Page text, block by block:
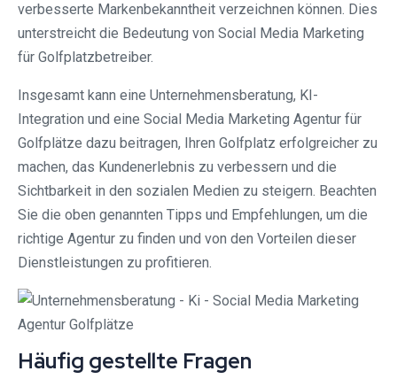
verbesserte Markenbekanntheit verzeichnen können. Dies
unterstreicht die Bedeutung von Social Media Marketing
für Golfplatzbetreiber.
Insgesamt kann eine Unternehmensberatung, KI-
Integration und eine Social Media Marketing Agentur für
Golfplätze dazu beitragen, Ihren Golfplatz erfolgreicher zu
machen, das Kundenerlebnis zu verbessern und die
Sichtbarkeit in den sozialen Medien zu steigern. Beachten
Sie die oben genannten Tipps und Empfehlungen, um die
richtige Agentur zu finden und von den Vorteilen dieser
Dienstleistungen zu profitieren.
Häufig gestellte Fragen